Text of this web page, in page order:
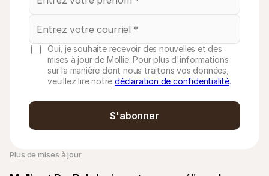
Oui, je souhaite recevoir des nouvelles et des
mises à jour de Mollie. Pour plus d'informations
sur la manière dont nous traitons vos données,
veuillez lire notre déclaration de confidentialité.
S'abonner
Plus de mises à jour